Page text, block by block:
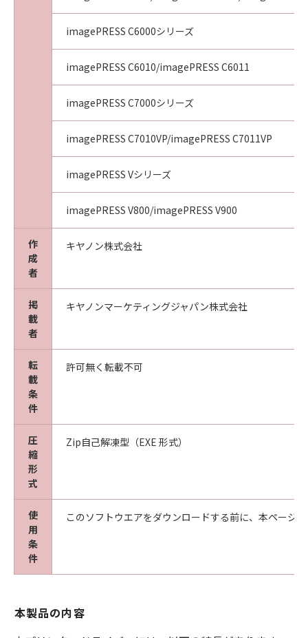
imagePRESS C6000シリーズ
imagePRESS C6010/imagePRESS C6011
imagePRESS C7000シリーズ
imagePRESS C7010VP/imagePRESS C7011VP
imagePRESS Vシリーズ
imagePRESS V800/imagePRESS V900
作
成
者
キヤノン株式会社
掲
載
者
キヤノンマーケティングジャパン株式会社
転
載
条
件
許可無く転載不可
圧
縮
形
式
Zip自己解凍型（EXE 形式）
使
用
条
件
このソフトウエアをダウンロードする前に、本ページ
本製品の内容